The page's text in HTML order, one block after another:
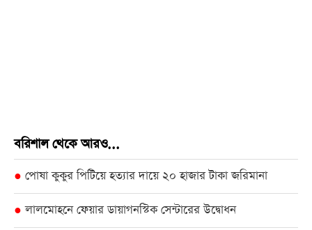
বরিশাল থেকে আরও...
● পোষা কুকুর পিটিয়ে হত্যার দায়ে ২০ হাজার টাকা জরিমানা
● লালমোহনে ফেয়ার ডায়াগনস্টিক সেন্টারের উদ্বোধন